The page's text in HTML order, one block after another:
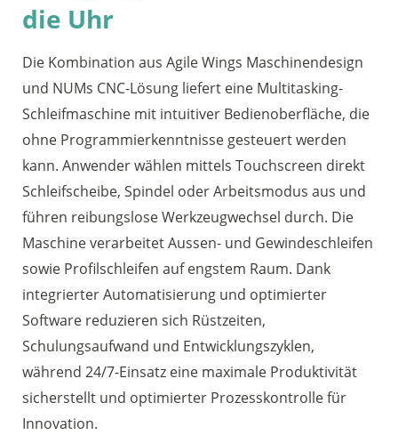
die Uhr
Die Kombination aus Agile Wings Maschinendesign
und NUMs CNC-Lösung liefert eine Multitasking-
Schleifmaschine mit intuitiver Bedienoberfläche, die
ohne Programmierkenntnisse gesteuert werden
kann. Anwender wählen mittels Touchscreen direkt
Schleifscheibe, Spindel oder Arbeitsmodus aus und
führen reibungslose Werkzeugwechsel durch. Die
Maschine verarbeitet Aussen- und Gewindeschleifen
sowie Profilschleifen auf engstem Raum. Dank
integrierter Automatisierung und optimierter
Software reduzieren sich Rüstzeiten,
Schulungsaufwand und Entwicklungszyklen,
während 24/7-Einsatz eine maximale Produktivität
sicherstellt und optimierter Prozesskontrolle für
Innovation.